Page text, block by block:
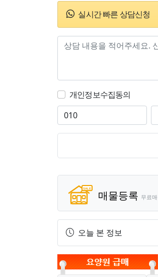
실시간 빠른 상담신청
개인정보수집동의
매물등록 무료
오늘 본 정보